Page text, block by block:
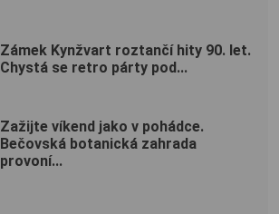
Zámek Kynžvart roztančí hity 90. let.
Chystá se retro párty pod...
Zažijte víkend jako v pohádce.
Bečovská botanická zahrada
provoní...